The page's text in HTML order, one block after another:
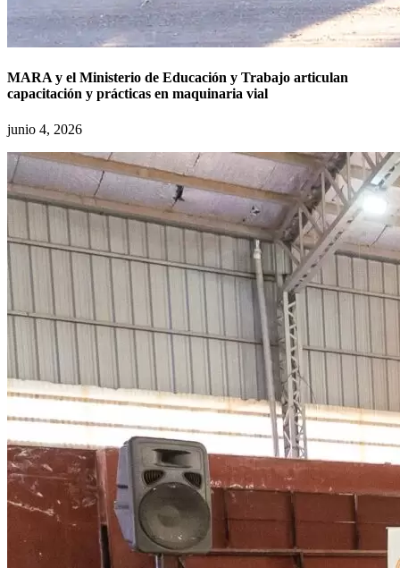
MARA y el Ministerio de Educación y Trabajo articulan
capacitación y prácticas en maquinaria vial
junio 4, 2026